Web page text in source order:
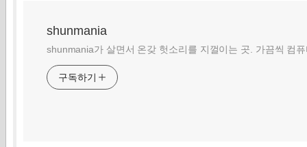
shunmania
shunmania가 살면서 온갖 헛소리를 지껄이는 곳. 가끔씩 컴
구독하기